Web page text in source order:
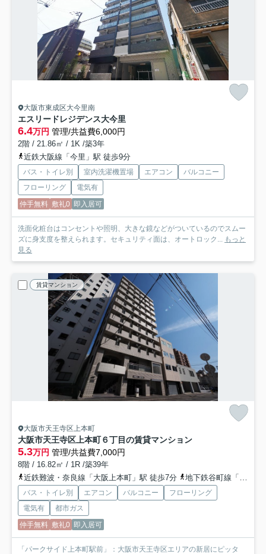
大阪市東成区大今里南
エスリードレジデンス大今里
6.4万円 管理/共益費6,000円
2階 / 21.86㎡ / 1K /築3年
近鉄大阪線「今里」駅 徒歩9分
バス・トイレ別 室内洗濯機置場 エアコン
バルコニー
フローリング
電気有
仲手無料 敷礼0 即入居可
洗面化粧台はコンセントや照明、大きな鏡などがついているのでスムー
ズに身支度を整えられます。セキュリティ面は、オートロック...
もっと
見る
賃貸マンション
大阪市天王寺区上本町
大阪市天王寺区上本町６丁目の賃貸マンション
5.3万円 管理/共益費7,000円
8階 / 16.82㎡ / 1R /築39年
近鉄難波・奈良線「大阪上本町」駅 徒歩7分
地下鉄谷町線「谷町九丁目」駅 徒歩8分
バス・トイレ別 エアコン バルコニー
フローリング
電気有
都市ガス
仲手無料 敷礼0 即入居可
「パークサイド上本町駅前」：大阪市天王寺区エリアの新居にピッタ